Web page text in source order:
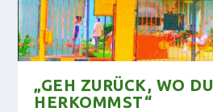
„GEH ZURÜCK, WO DU
HERKOMMST“